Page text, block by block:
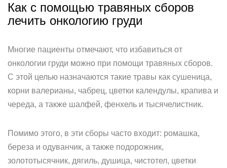
Как с помощью травяных сборов
лечить онкологию груди
Многие пациенты отмечают, что избавиться от
онкологии груди можно при помощи травяных сборов.
С этой целью назначаются такие травы как сушеница,
корни валерианы, чабрец, цветки календулы, крапива и
череда, а также шалфей, фенхель и тысячелистник.
Помимо этого, в эти сборы часто входит: ромашка,
береза и одуванчик, а также подорожник,
золототысячник, дягиль, душица, чистотел, цветки